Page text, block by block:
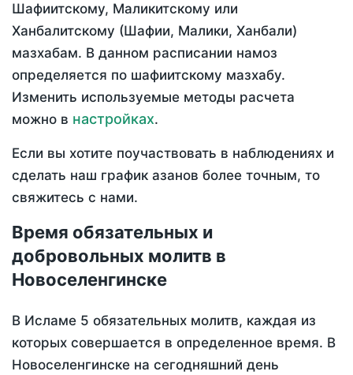
Шафиитскому, Маликитскому или
Ханбалитскому (Шафии, Малики, Ханбали)
мазхабам. В данном расписании намоз
определяется по шафиитскому мазхабу.
Изменить используемые методы расчета
можно в настройках.
Если вы хотите поучаствовать в наблюдениях и
сделать наш график азанов более точным, то
свяжитесь с нами.
Время обязательных и
добровольных молитв в
Новоселенгинске
В Исламе 5 обязательных молитв, каждая из
которых совершается в определенное время. В
Новоселенгинске на сегодняшний день